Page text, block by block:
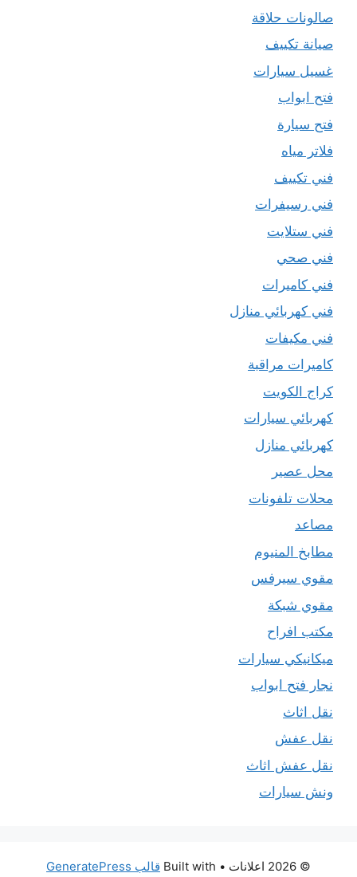
صالونات حلاقة
صيانة تكييف
غسيل سيارات
فتح ابواب
فتح سيارة
فلاتر مياه
فني تكييف
فني رسيفرات
فني ستلايت
فني صحي
فني كاميرات
فني كهربائي منازل
فني مكيفات
كاميرات مراقبة
كراج الكويت
كهربائي سيارات
كهربائي منازل
محل عصير
محلات تلفونات
مصاعد
مطابخ المنيوم
مقوي سيرفس
مقوي شبكة
مكتب افراح
ميكانيكي سيارات
نجار فتح ابواب
نقل اثاث
نقل عفش
نقل عفش اثاث
ونش سيارات
© 2026 اعلانات • Built with قالب GeneratePress